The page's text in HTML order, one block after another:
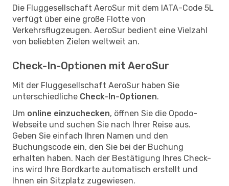
Die Fluggesellschaft AeroSur mit dem IATA-Code 5L
verfügt über eine große Flotte von
Verkehrsflugzeugen. AeroSur bedient eine Vielzahl
von beliebten Zielen weltweit an.
Check-In-Optionen mit AeroSur
Mit der Fluggesellschaft AeroSur haben Sie
unterschiedliche Check-In-Optionen.
Um online einzuchecken, öffnen Sie die Opodo-
Webseite und suchen Sie nach Ihrer Reise aus.
Geben Sie einfach Ihren Namen und den
Buchungscode ein, den Sie bei der Buchung
erhalten haben. Nach der Bestätigung Ihres Check-
ins wird Ihre Bordkarte automatisch erstellt und
Ihnen ein Sitzplatz zugewiesen.